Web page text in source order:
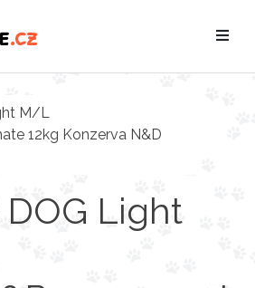
.cz
DOG Light